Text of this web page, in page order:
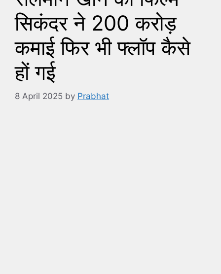
सिकंदर ने 200 करोड़
कमाई फिर भी फ्लॉप कैसे
हों गई
8 April 2025 by Prabhat